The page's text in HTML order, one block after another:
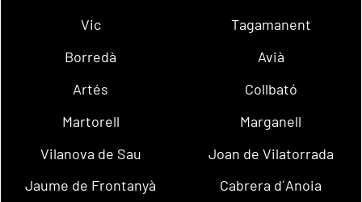
Vic
Tagamanent
Borredà
Avià
Artés
Collbató
Martorell
Marganell
Vilanova de Sau
Joan de Vilatorrada
Jaume de Frontanyà
Cabrera d´Anoia